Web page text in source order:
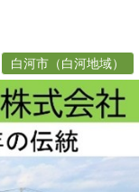
白河市（白河地域）